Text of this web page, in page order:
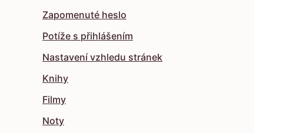
Zapomenuté heslo
Potíže s přihlášením
Nastavení vzhledu stránek
Knihy
Filmy
Noty